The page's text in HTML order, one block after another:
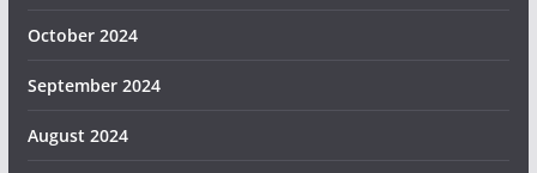
October 2024
September 2024
August 2024